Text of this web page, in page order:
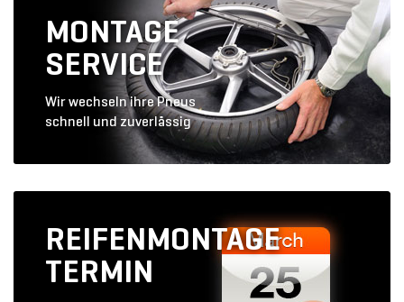
MONTAGE
SERVICE
Wir wechseln ihre Pneus
schnell und zuverlässig
REIFENMONTAGE
TERMIN